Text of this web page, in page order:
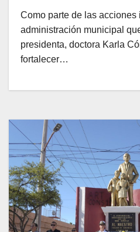
Como parte de las acciones
administración municipal
presidenta, doctora Karla
fortalecer…